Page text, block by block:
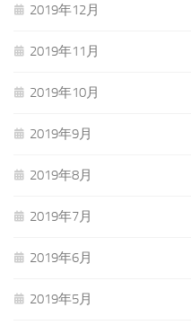
2019年12月
2019年11月
2019年10月
2019年9月
2019年8月
2019年7月
2019年6月
2019年5月